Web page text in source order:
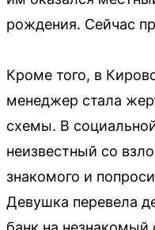
рождения. Сейчас
Кроме того, в
менеджер стала
схемы. В
неизвестный со
знакомого и
Девушка перевела